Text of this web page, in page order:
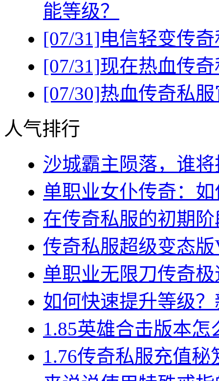
能等级？
[07/31]电信轻变传
[07/31]现在热血传
[07/30]热血传奇私
人气排行
沙城霸主陨落，谁
单职业女仆传奇：
在传奇私服的初期
传奇私服超级变态
单职业无限刀传奇
如何快速提升等级
1.85英雄合击版本
1.76传奇私服充值